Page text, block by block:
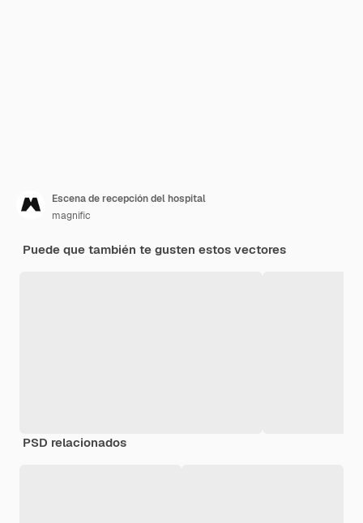
Escena de recepción del hospital
magnific
Puede que también te gusten estos vectores
PSD relacionados